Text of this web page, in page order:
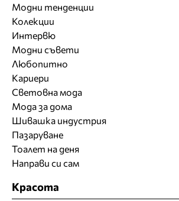
Модни тенденции
Колекции
Интервю
Модни съвети
Любопитно
Кариери
Световна мода
Мода за дома
Шивашка индустрия
Пазаруване
Тоалет на деня
Направи си сам
Красота